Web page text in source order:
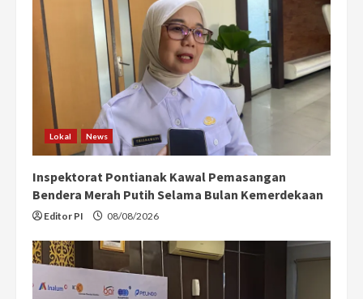
Lokal News
Inspektorat Pontianak Kawal Pemasangan
Bendera Merah Putih Selama Bulan Kemerdekaan
Editor PI 08/08/2026